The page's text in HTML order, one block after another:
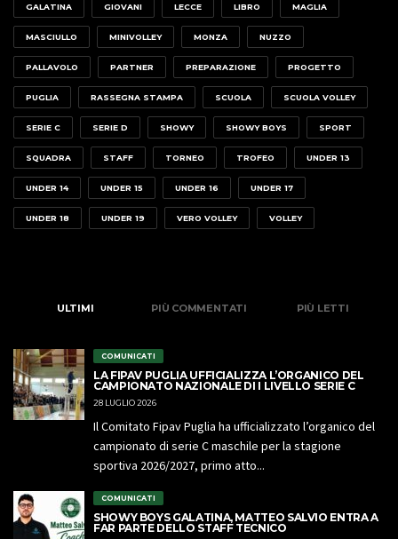
GALATINA GIOVANI LECCE LIBRO MAGLIA
MASCIULLO MINIVOLLEY MONZA NUZZO
PALLAVOLO PARTNER PREPARAZIONE PROGETTO
PUGLIA RASSEGNA STAMPA SCUOLA SCUOLA VOLLEY
SERIE C SERIE D SHOWY SHOWY BOYS SPORT
SQUADRA STAFF TORNEO TROFEO UNDER 13
UNDER 14 UNDER 15 UNDER 16 UNDER 17
UNDER 18 UNDER 19 VERO VOLLEY VOLLEY
ULTIMI PIÙ COMMENTATI PIÙ LETTI
COMUNICATI
LA FIPAV PUGLIA UFFICIALIZZA L’ORGANICO DEL
CAMPIONATO NAZIONALE DI I LIVELLO SERIE C
28 LUGLIO 2026
Il Comitato Fipav Puglia ha ufficializzato l’organico del
campionato di serie C maschile per la stagione
sportiva 2026/2027, primo atto...
COMUNICATI
SHOWY BOYS GALATINA, MATTEO SALVIO ENTRA A
FAR PARTE DELLO STAFF TECNICO